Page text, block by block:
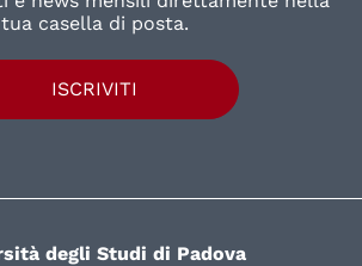
tua casella di posta.
ISCRIVITI
degli Studi di Padova